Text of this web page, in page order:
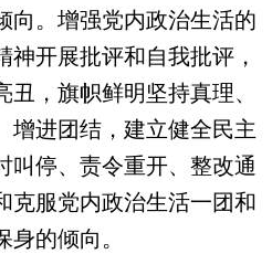
向。增强党内政治生活的
开展批评和自我批评，
，旗帜鲜明坚持真理、
增进团结，建立健全民主
叫停、责令重开、整改通
克服党内政治生活一团和
的倾向。